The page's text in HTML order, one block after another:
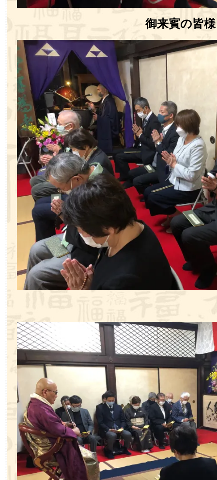
御来賓の皆様